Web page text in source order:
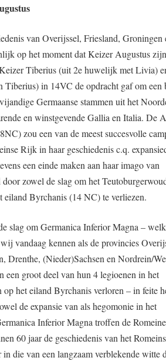
van Overijssel, Friesland, Groningen
op het moment dat Keizer Augustus
Tiberius (uit 2e huwelijk met Livia)
Tiberius) in 14VC de opdracht gaf om een
Germaanse stammen uit het
en winstgevende Gallia en Italia. De
zou een van de meest succesvolle
Rijk in haar geschiedenis c.q.
een einde maken aan haar imago van
zowel de slag om het
eiland Byrchanis (14 NC) te verliezen.
slag om Germanica Inferior Magna –
vandaag kennen als de provincies
Drenthe, (Nieder)Sachsen en Nordrein/
een groot deel van hun 4 legioenen in het
op het eiland Byrchanis verloren – in feite
de expansie van als hegomonie in het
Inferior Magna troffen de
60 jaar de geschiedenis van het
in die van een langzaam verblekende witte